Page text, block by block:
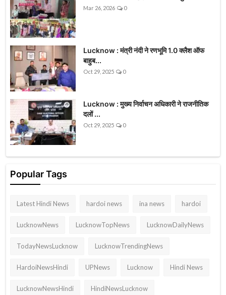
Mar 26, 2026 0
Lucknow : मंत्री नंदी ने रणभूमि 1.0 क्लैश ऑफ
बाहुब...
Oct 29, 2025 0
Lucknow : मुख्य निर्वाचन अधिकारी ने राजनीतिक
दलों ...
Oct 29, 2025 0
Popular Tags
Latest Hindi News hardoi news ina news hardoi
LucknowNews LucknowTopNews LucknowDailyNews
TodayNewsLucknow LucknowTrendingNews
HardoiNewsHindi UPNews Lucknow Hindi News
LucknowNewsHindi HindiNewsLucknow